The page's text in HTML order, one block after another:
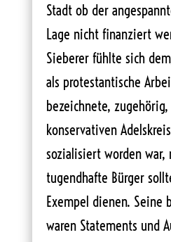
Stadt ob der
Lage nicht finanziert
Sieberer fühlte sich
als protestantische
bezeichnete,
konservativen
sozialisiert worden war,
tugendhafte Bürger
Exempel dienen. Seine
waren Statements und